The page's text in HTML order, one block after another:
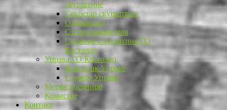
скупштине
Секретар скупштине
Одборници
Стална радна тела
Седнице Скупштине ГО
Костолац
Управа ГО Костолац
Начелник Управе
Службе Управе
Месне заједнице
Комисије
Контакт